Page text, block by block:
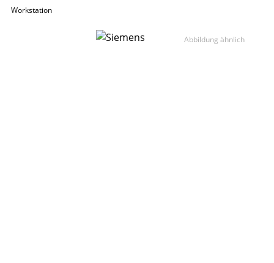
Workstation
Abbildung ähnlich